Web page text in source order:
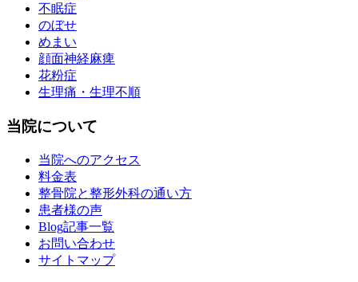
不眠症
のぼせ
めまい
顔面神経麻痺
花粉症
生理痛・生理不順
当院について
当院へのアクセス
料金表
整骨院と整形外科の通い方
患者様の声
Blog記事一覧
お問い合わせ
サイトマップ